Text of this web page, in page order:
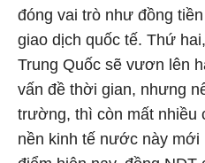
đóng vai trò như đồng
giao dịch quốc tế. Thứ
Trung Quốc sẽ vươn lên
vấn đề thời gian, nhưng
trường, thì còn mất nhiều
nền kinh tế nước này